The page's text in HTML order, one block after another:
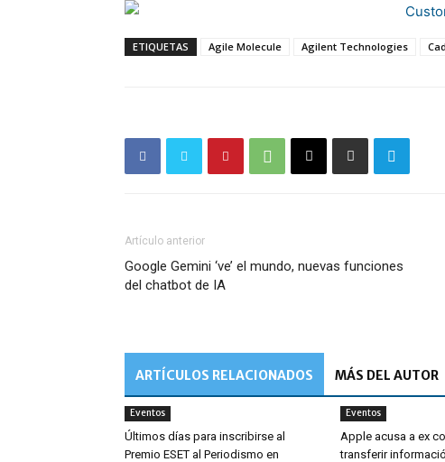
ETIQUETAS Agile Molecule Agilent Technologies
Artículo anterior
Google Gemini ‘ve’ el mundo, nuevas funciones
del chatbot de IA
ARTÍCULOS RELACIONADOS MÁS DEL AUTOR
Eventos
Últimos días para inscribirse al
Premio ESET al Periodismo en
Eventos
Apple acusa a ex
transferir